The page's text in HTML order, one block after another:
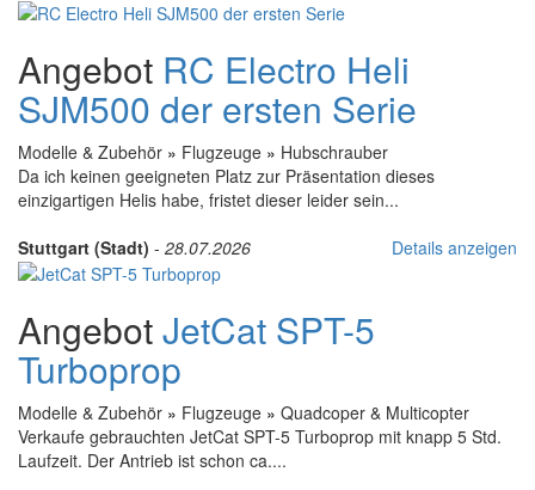
Angebot RC Electro Heli
SJM500 der ersten Serie
Modelle & Zubehör » Flugzeuge » Hubschrauber
Da ich keinen geeigneten Platz zur Präsentation dieses
einzigartigen Helis habe, fristet dieser leider sein...
Stuttgart (Stadt) - 28.07.2026 Details anzeigen
AngebotJetCat SPT-5
Turboprop
Modelle & Zubehör » Flugzeuge » Quadcoper & Multicopter
Verkaufe gebrauchten JetCat SPT-5 Turboprop mit knapp 5 Std.
Laufzeit. Der Antrieb ist schon ca....